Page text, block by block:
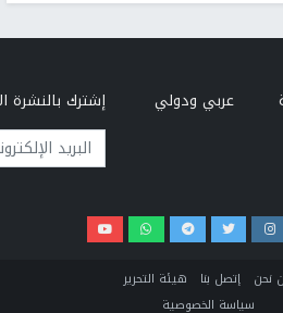
عربي ودولي
إشترك بالنشرة
البريد الإلكتروني
نحن إتصل بنا
هيئة التحرير
سياسة الخصوصية